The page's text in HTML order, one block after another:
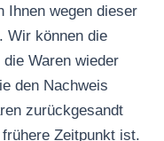
Ihnen wegen dieser
Wir können die
Waren wieder
den Nachweis
zurückgesandt
Zeitpunkt ist.